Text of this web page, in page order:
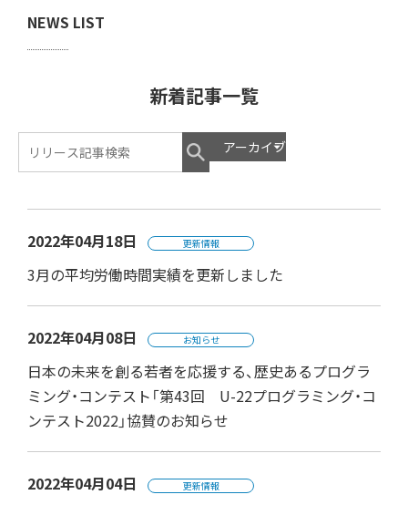
NEWS LIST
新着記事一覧
2022年04月18日 更新情報
3月の平均労働時間実績を更新しました
2022年04月08日 お知らせ
日本の未来を創る若者を応援する、歴史あるプログラ
ミング・コンテスト「第43回 U-22プログラミング・コ
ンテスト2022」協賛のお知らせ
2022年04月04日 更新情報